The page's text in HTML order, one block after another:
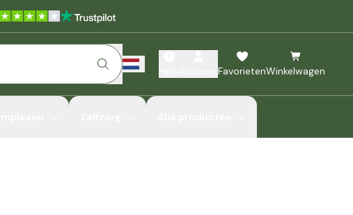
FavorietenWinkelwagen